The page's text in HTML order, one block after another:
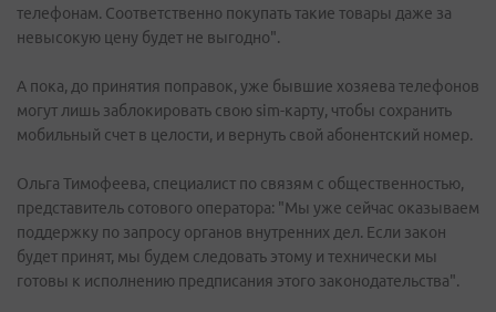
телефонам. Соответственно покупать такие товары даже за
невысокую цену будет не выгодно".
А пока, до принятия поправок, уже бывшие хозяева телефонов
могут лишь заблокировать свою sim-карту, чтобы сохранить
мобильный счет в целости, и вернуть свой абонентский номер.
Ольга Тимофеева, специалист по связям с общественностью,
представитель сотового оператора: "Мы уже сейчас оказываем
поддержку по запросу органов внутренних дел. Если закон
будет принят, мы будем следовать этому и технически мы
готовы к исполнению предписания этого законодательства".